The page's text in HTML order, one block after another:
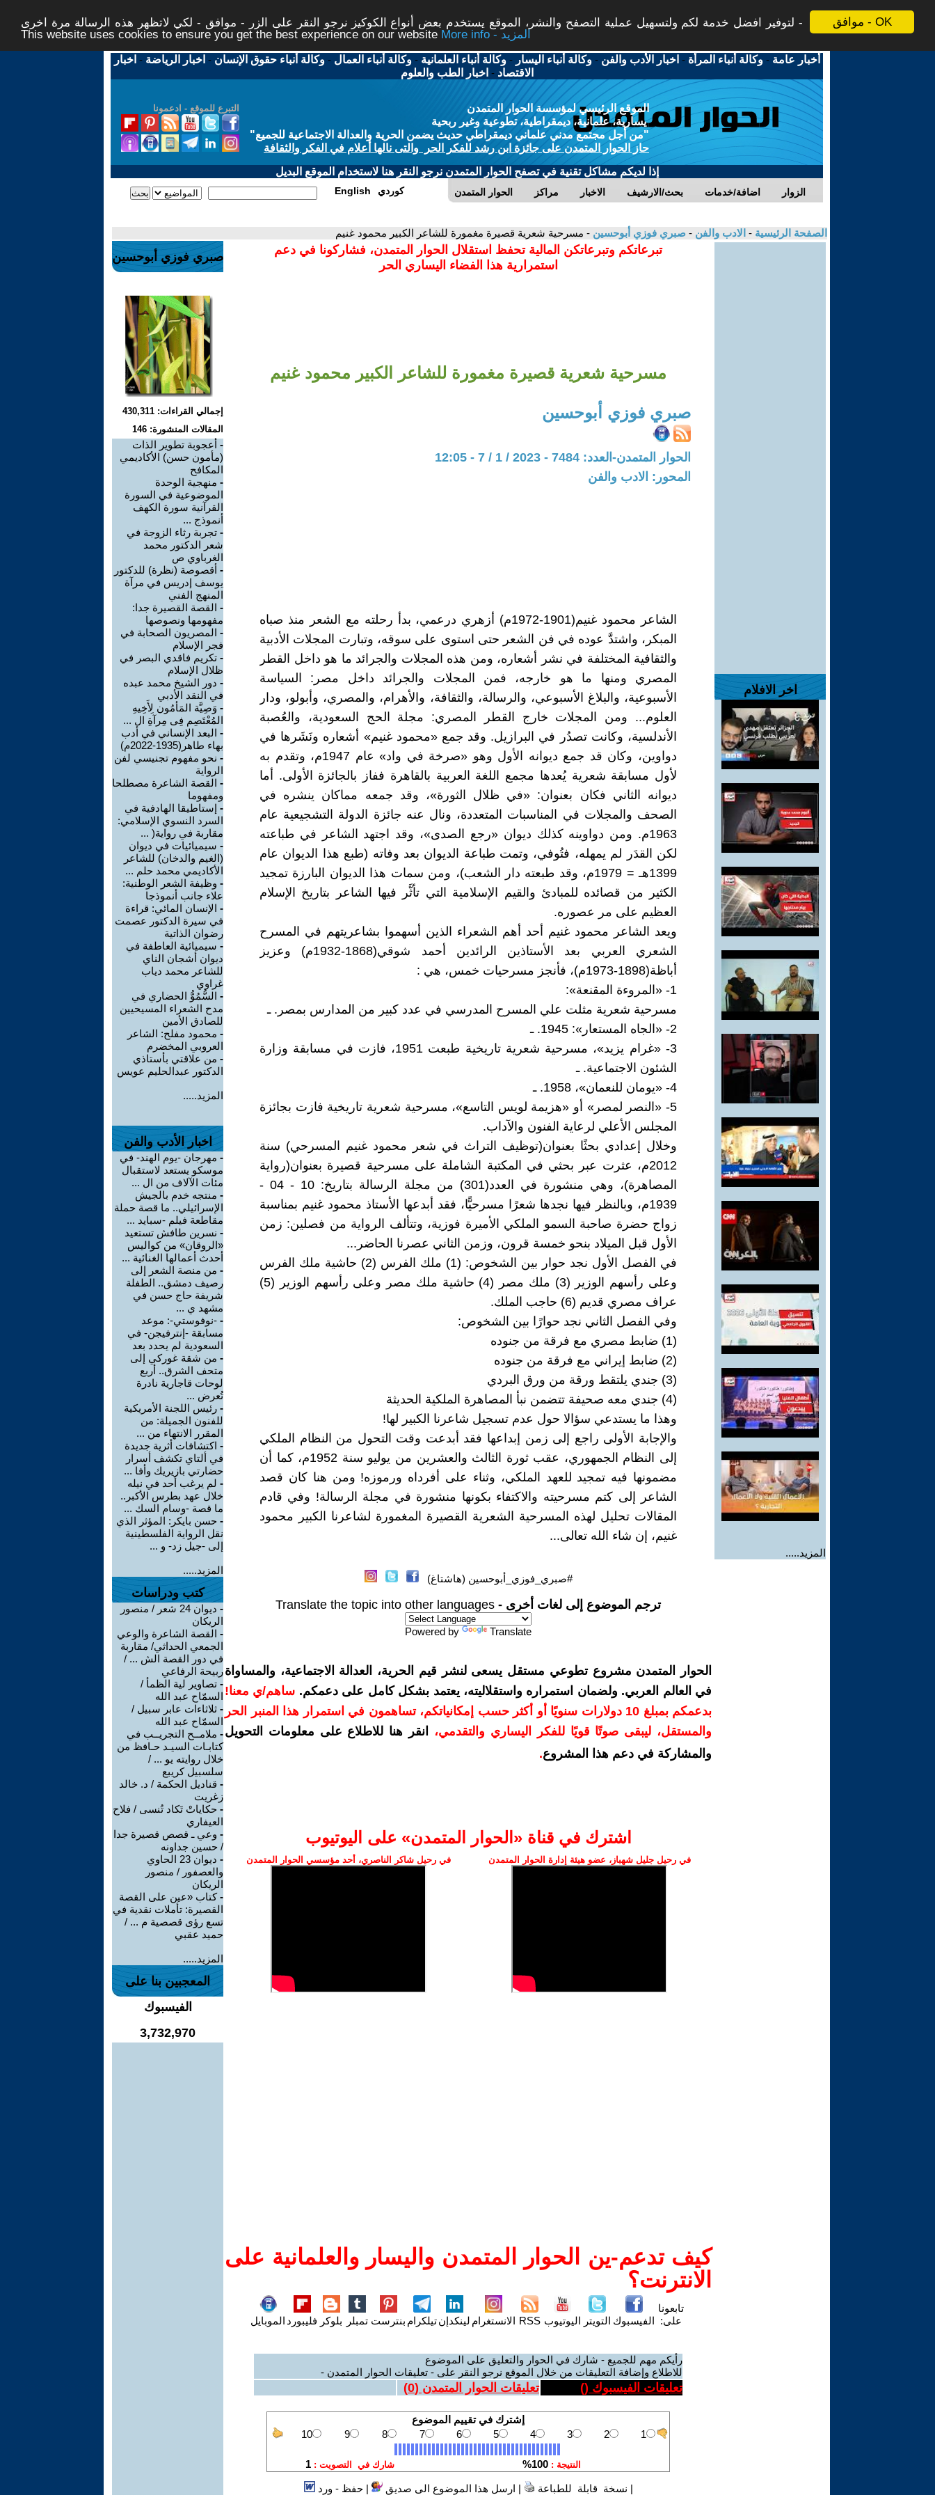
موافق - OK
لتوفير افضل خدمة لكم ولتسهيل عملية التصفح والنشر، الموقع يستخدم بعض أنواع الكوكيز نرجو النقر على الزر - موافق - لكي لاتظهر هذه الرسالة مرة اخرى -
This website uses cookies to ensure you get the best experience on our website
More info - المزيد
أخبار عامة -وكالة أنباء المرأة - اخبار الأدب والفن -وكالة أنباء اليسار -وكالة أنباء العلمانية -وكالة أنباء العمال -وكالة أنباء حقوق الإنسان - اخبار الرياضة - اخبار
الاقتصاد - اخبار الطب والعلوم
التبرع للموقع - ادعمونا
الموقع الرئيسي لمؤسسة الحوار المتمدن
يسارية، علمانية، ديمقراطية، تطوعية وغير ربحية
"من أجل مجتمع مدني علماني ديمقراطي حديث يضمن الحرية والعدالة الاجتماعية للجميع"
حاز الحوار المتمدن على جائزة ابن رشد للفكر الحر والتى نالها أعلام في الفكر والثقافة
إذا لديكم مشاكل تقنية في تصفح الحوار المتمدن نرجو النقر هنا لاستخدام الموقع البديل
الحوار المتمدن مراكز الاخبار بحث/الارشيف اضافة/خدمات الزوار English كوردي
الصفحة الرئيسية - الادب والفن - صبري فوزي أبوحسين - مسرحية شعرية قصيرة مغمورة للشاعر الكبير محمود غنيم
اخر الافلام
المزيد.....
تبرعاتكم وتبرعاتكن المالية تحفظ استقلال الحوار المتمدن، فشاركونا في دعم
استمرارية هذا الفضاء اليساري الحر
مسرحية شعرية قصيرة مغمورة للشاعر الكبير محمود غنيم
صبري فوزي أبوحسين
الحوار المتمدن-العدد: 7484 - 2023 / 1 / 7 - 12:05
المحور: الادب والفن
الشاعر محمود غنيم(1901-1972م) أزهري درعمي، بدأ رحلته مع الشعر منذ صباه
المبكر، واشتدَّ عوده في فن الشعر حتى استوى على سوقه، وتبارت المجلات الأدبية
والثقافية المختلفة في نشر أشعاره، ومن هذه المجلات والجرائد ما هو داخل القطر
المصري ومنها ما هو خارجه، فمن المجلات والجرائد داخل مصر: السياسة
الأسبوعية، والبلاغ الأسبوعي، والرسالة، والثقافة، والأهرام، والمصري، وأبولو، ودار
العلوم... ومن المجلات خارج القطر المصري: مجلة الحج السعودية، والعُصبة
الأندلسية، وكانت تصدُر في البرازيل. وقد جمع «محمود غنيم» أشعاره ونَشَرها في
دواوين، وكان قد جمع ديوانه الأول وهو «صرخة في واد» عام 1947م، وتقدم به
لأول مسابقة شعرية يُعدها مجمع اللغة العربية بالقاهرة ففاز بالجائزة الأولى. أما
ديوانه الثاني فكان بعنوان: «في ظلال الثورة»، وقد جمعه مماكان ينشره في
الصحف والمجلات في المناسبات المتعددة، ونال عنه جائزة الدولة التشجيعية عام
1963م. ومن دواوينه كذلك ديوان «رجع الصدى»، وقد اجتهد الشاعر في طباعته
لكن القدَر لم يمهله، فتُوفي، وتمت طباعة الديوان بعد وفاته (طبع هذا الديوان عام
1399هـ = 1979م، وقد طبعته دار الشعب)، ومن سمات هذا الديوان البارزة تمجيد
الكثير من قصائده للمبادئ والقيم الإسلامية التي تأثَّر فيها الشاعر بتاريخ الإسلام
العظيم على مر عصوره.
ويعد الشاعر محمود غنيم أحد أهم الشعراء الذين أسهموا بشاعريتهم في المسرح
الشعري العربي بعد الأستاذين الرائدين أحمد شوقي(1868-1932م) وعزيز
أباظة(1898-1973م)، فأنجز مسرحيات خمس، هي :
1- «المروءة المقنعة»:
مسرحية شعرية مثلت علي المسرح المدرسي في عدد كبير من المدارس بمصر. ـ
2- «الجاه المستعار»: 1945. ـ
3- «غرام يزيد»، مسرحية شعرية تاريخية طبعت 1951، فازت في مسابقة وزارة
الشئون الاجتماعية. ـ
4- «يومان للنعمان»، 1958. ـ
5- «النصر لمصر» أو «هزيمة لويس التاسع»، مسرحية شعرية تاريخية فازت بجائزة
المجلس الأعلي لرعاية الفنون والآداب.
وخلال إعدادي بحثًا بعنوان(توظيف التراث في شعر محمود غنيم المسرحي) سنة
2012م، عثرت عبر بحثي في المكتبة الشاملة على مسرحية قصيرة بعنوان(رواية
المصاهرة)، وهي منشورة في العدد(301) من مجلة الرسالة بتاريخ: 10 - 04 -
1939م، وبالنظر فيها نجدها شعرًا مسرحيًّا، فقد أبدعها الأستاذ محمود غنيم بمناسبة
زواج حضرة صاحبة السمو الملكي الأميرة فوزية، وتتألف الرواية من فصلين: زمن
الأول قبل الميلاد بنحو خمسة قرون، وزمن الثاني عصرنا الحاضر...
في الفصل الأول نجد حوار بين الشخوص: (1) ملك الفرس (2) حاشية ملك الفرس
وعلى رأسهم الوزير (3) ملك مصر (4) حاشية ملك مصر وعلى رأسهم الوزير (5)
عراف مصري قديم (6) حاجب الملك.
وفي الفصل الثاني نجد حوارًا بين الشخوص:
(1) ضابط مصري مع فرقة من جنوده
(2) ضابط إيراني مع فرقة من جنوده
(3) جندي يلتقط ورقة من ورق البردي
(4) جندي معه صحيفة تتضمن نبأ المصاهرة الملكية الحديثة
وهذا ما يستدعي سؤالا حول عدم تسجيل شاعرنا الكبير لها!
والإجابة الأولى راجع إلى زمن إبداعها فقد أبدعت وقت التحول من النظام الملكي
إلى النظام الجمهوري، عقب ثورة الثالث والعشرين من يوليو سنة 1952م، كما أن
مضمونها فيه تمجيد للعهد الملكي، وثناء على أفرداه ورموزه! ومن هنا كان قصد
الشاعر إلى كتم مسرحيته والاكتفاء بكونها منشورة في مجلة الرسالة! وفي قادم
المقالات تحليل لهذه المسرحية الشعرية القصيرة المغمورة لشاعرنا الكبير محمود
غنيم، إن شاء الله تعالى...
#صبري_فوزي_أبوحسين (هاشتاغ)
ترجم الموضوع إلى لغات أخرى - Translate the topic into other languages
Powered by Translate
الحوار المتمدن مشروع تطوعي مستقل يسعى لنشر قيم الحرية، العدالة الاجتماعية، والمساواة
في العالم العربي. ولضمان استمراره واستقلاليته، يعتمد بشكل كامل على دعمكم. ساهم/ي معنا!
بدعمكم بمبلغ 10 دولارات سنويًا أو أكثر حسب إمكانياتكم، تساهمون في استمرار هذا المنبر الحر
والمستقل، ليبقى صوتًا قويًا للفكر اليساري والتقدمي،
انقر هنا للاطلاع على معلومات التحويل
والمشاركة في دعم هذا المشروع.
اشترك في قناة ‫«الحوار المتمدن» على اليوتيوب
في رحيل جليل شهباز، عضو هيئة إدارة الحوار المتمدن في رحيل شاكر الناصري، أحد مؤسسي الحوار المتمدن
كيف تدعم-ين الحوار المتمدن واليسار والعلمانية على
الانترنت؟
تابعونا
على: الفيسبوك التويتر اليوتيوب RSS الانستغرام لينكدإنتيلكرام بنترست تمبلر بلوكر فليبورد الموبايل
رأيكم مهم للجميع - شارك في الحوار والتعليق على الموضوع
للاطلاع وإضافة التعليقات من خلال الموقع نرجو النقر على - تعليقات الحوار المتمدن -
تعليقات الفيسبوك () تعليقات الحوار المتمدن (0
)
| نسخة قابلة للطباعة | ارسل هذا الموضوع الى صديق |حفظ - ورد
صبري فوزي أبوحسين
إجمالي القراءات: 430,311
المقالات المنشورة: 146
- أعجوبة تطوير الذات
(مأمون حسن) الأكاديمي
المكافح
- منهجية الوحدة
الموضوعية في السورة
القرآنية سورة الكهف
أنموذج ...
- تجربة رثاء الزوجة في
شعر الدكتور محمد
الغرباوي ص
- أقصوصة (نظرة) للدكتور
يوسف إدريس في مرآة
المنهج الفني
- القصة القصيرة جدا:
مفهومها ونصوصها
- المصريون الصحابة في
فجر الإسلام
- تكريم فاقدي البصر في
ظلال الإسلام
- دور الشيخ محمد عبده
في النقد الأدبي
- وَصِيَّة المَأمُون لِأَخِيهِ
المُعْتَصِم فِی مِرآةِ ال ...
- البعد الإنساني في أدب
بهاء طاهر(1935-2022م)
- نحو مفهوم تجنيسي لفن
الرواية
- القصة الشاعرة مصطلحا
ومفهوما
- إستاطيقا الهادفية في
السرد النسوي الإسلامي:
مقاربة في رواية( ...
- سيميائيات في ديوان
(الغيم والدخان) للشاعر
الأكاديمي محمد حلم ...
- وظيفة الشعر الوطنية:
علاء جانب أنموذجا
- الإنسان المائي: قراءة
في سيرة الدكتور عصمت
رضوان الذاتية
- سيميائية العاطفة في
ديوان أشجان الناي
للشاعر محمد دياب
غراوي
- السُّمُوُّ الحضاري في
مدح الشعراء المسيحيين
للصادق الأمين
- محمود مفلح: الشاعر
العروبي المخضرم
- من علاقتي بأستاذي
الدكتور عبدالحليم عويس
المزيد.....
اخبار الأدب والفن
- مهرجان -يوم الهند- في
موسكو يستعد لاستقبال
مئات الآلاف من ال ...
- منتجه خدم بالجيش
الإسرائيلي.. ما قصة حملة
مقاطعة فيلم -سبايد ...
- نسرين طافش تستعيد
«الروقان» من كواليس
أحدث أعمالها الغنائية ...
- من منصة الشعر إلى
رصيف دمشق.. الطفلة
شريفة حاج حسن في
مشهد ي ...
- -نوفوستي-: موعد
مسابقة -إنترفيجن- في
السعودية لم يحدد بعد
- من شقة غوركي إلى
متحف الشرق.. أربع
لوحات قاجارية نادرة
تُعرض ...
- رئيس اللجنة الأمريكية
للفنون الجميلة: من
المقرر الانتهاء من ...
- اكتشافات أثرية جديدة
في ألتاي تكشف أسرار
حضارتي بازيريك وأفا ...
- لم يرغب أحد في نيله
خلال عهد بطرس الأكبر..
ما قصة -وسام السك ...
- حسن بايكر: المؤثر الذي
نقل الرواية الفلسطينية
إلى -جيل زد- و ...
المزيد.....
كتب ودراسات
-
ديوان 24 شعر / منصور
الريكان
- القصة الشاعرة والوعي
الجمعي الحداثي/ مقاربة
في دور القصة الش ... /
ربيحة الرفاعي
- تصاوير لية الظمأ /
السمّاح عبد الله
- ثلاثاءات عابر سبيل /
السمّاح عبد الله
- ملامــح التجريــب في
كتابـات السيـد حـافظ من
خلال روايته يو ... /
سلسبيل كريبع
- قناديل الحكمة / د. خالد
زغريت
- حكاياتْ تَكاد تُنسى / فلاح
العيفاري
- وعي ـ قصص قصيرة جدا
/ حسين جداونه
-
ديوان 23 الحاوي
والعصفور / منصور
الريكان
-كتاب «عين على القصة
القصيرة: تأملات نقدية في
تسع رؤى قصصية م ... /
حميد عقبي
المزيد.....
المعجبين بنا على
الفيسبوك
3,732,970